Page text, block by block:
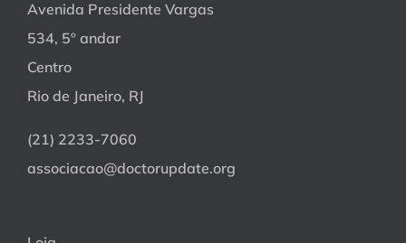
Avenida Presidente Vargas
534, 5º andar
Centro
Rio de Janeiro, RJ
(21) 2233-7060
associacao@doctorupdate.org